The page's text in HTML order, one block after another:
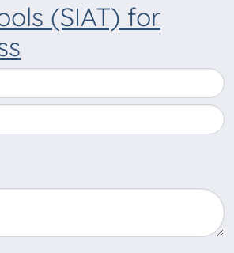
(SIAT) for